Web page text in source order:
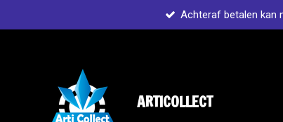
hoofdinhoud
Achteraf betalen kan
ARTICOLLECT